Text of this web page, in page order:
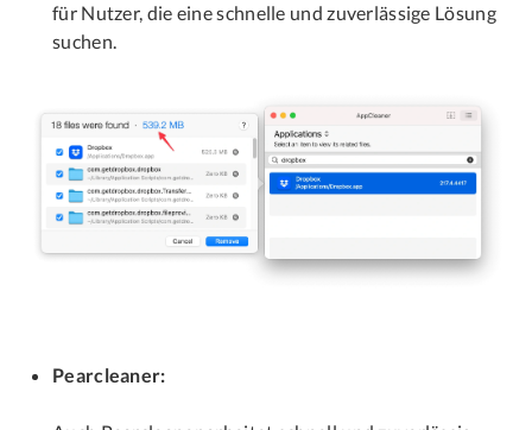
für Nutzer, die eine schnelle und zuverlässige Lösung
suchen.
Pearcleaner: